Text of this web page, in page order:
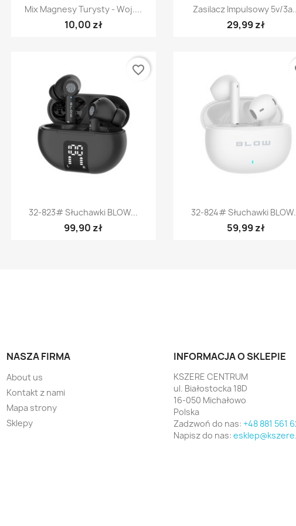
Szybki podgląd
Mix Magnesy Turysty - Woj....
10,00 zł
Szybki podgląd
Zasilacz Impulsowy 5v/
29,99 zł
Szybki podgląd
32-823# Słuchawki BLOW...
99,90 zł
favorite_border
Szybki podgląd
32-824# Słuchawki
59,99 zł
NASZA FIRMA
About us
Kontakt z nami
Mapa strony
Sklepy
INFORMACJA O SKLEPIE
KSZERE CENTRUM
ul. Białostocka 18D
16-050 Michałowo
Polska
Zadzwoń do nas: +48 881 561
Napisz do nas: